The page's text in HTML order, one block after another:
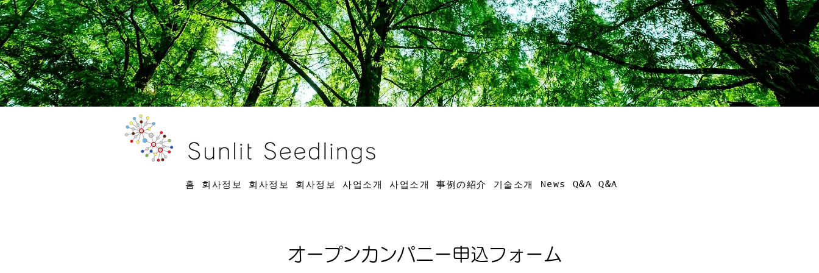
홈 회사정보 회사정보 회사정보 사업소개 사업소개 事例の紹介 기술소개 News Q&A Q&A
オープンカンパニー申込フォーム